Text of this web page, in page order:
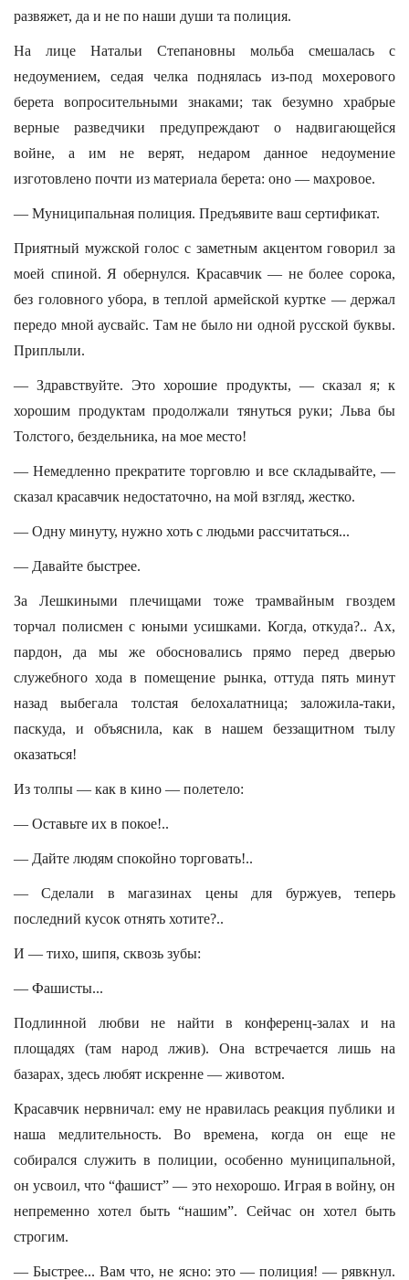
развяжет, да и не по наши души та полиция.
На лице Натальи Степановны мольба смешалась с
недоумением, седая челка поднялась из-под мохерового
берета вопросительными знаками; так безумно храбрые
верные разведчики предупреждают о надвигающейся
войне, а им не верят, недаром данное недоумение
изготовлено почти из материала берета: оно — махровое.
— Муниципальная полиция. Предъявите ваш сертификат.
Приятный мужской голос с заметным акцентом говорил за
моей спиной. Я обернулся. Красавчик — не более сорока,
без головного убора, в теплой армейской куртке — держал
передо мной аусвайс. Там не было ни одной русской буквы.
Приплыли.
— Здравствуйте. Это хорошие продукты, — сказал я; к
хорошим продуктам продолжали тянуться руки; Льва бы
Толстого, бездельника, на мое место!
— Немедленно прекратите торговлю и все складывайте, —
сказал красавчик недостаточно, на мой взгляд, жестко.
— Одну минуту, нужно хоть с людьми рассчитаться...
— Давайте быстрее.
За Лешкиными плечищами тоже трамвайным гвоздем
торчал полисмен с юными усишками. Когда, откуда?.. Ах,
пардон, да мы же обосновались прямо перед дверью
служебного хода в помещение рынка, оттуда пять минут
назад выбегала толстая белохалатница; заложила-таки,
паскуда, и объяснила, как в нашем беззащитном тылу
оказаться!
Из толпы — как в кино — полетело:
— Оставьте их в покое!..
— Дайте людям спокойно торговать!..
— Сделали в магазинах цены для буржуев, теперь
последний кусок отнять хотите?..
И — тихо, шипя, сквозь зубы:
— Фашисты...
Подлинной любви не найти в конференц-залах и на
площадях (там народ лжив). Она встречается лишь на
базарах, здесь любят искренне — животом.
Красавчик нервничал: ему не нравилась реакция публики и
наша медлительность. Во времена, когда он еще не
собирался служить в полиции, особенно муниципальной,
он усвоил, что “фашист” — это нехорошо. Играя в войну, он
непременно хотел быть “нашим”. Сейчас он хотел быть
строгим.
— Быстрее... Вам что, не ясно: это — полиция! — рявкнул.